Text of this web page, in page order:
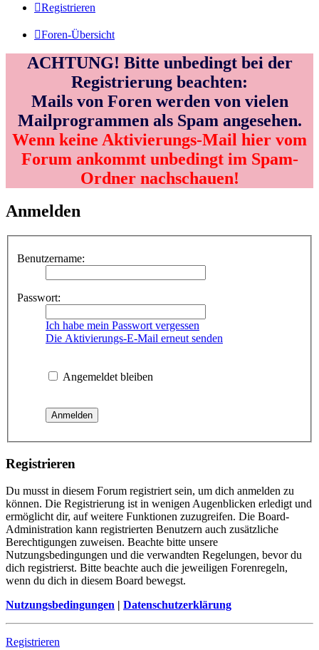
Registrieren
Foren-Übersicht
ACHTUNG! Bitte unbedingt bei der
Registrierung beachten:
Mails von Foren werden von vielen
Mailprogrammen als Spam angesehen.
Wenn keine Aktivierungs-Mail hier vom
Forum ankommt unbedingt im Spam-
Ordner nachschauen!
Anmelden
Benutzername:
Passwort:
Ich habe mein Passwort vergessen
Die Aktivierungs-E-Mail erneut senden
Angemeldet bleiben
Registrieren
Du musst in diesem Forum registriert sein, um dich anmelden zu
können. Die Registrierung ist in wenigen Augenblicken erledigt und
ermöglicht dir, auf weitere Funktionen zuzugreifen. Die Board-
Administration kann registrierten Benutzern auch zusätzliche
Berechtigungen zuweisen. Beachte bitte unsere
Nutzungsbedingungen und die verwandten Regelungen, bevor du
dich registrierst. Bitte beachte auch die jeweiligen Forenregeln,
wenn du dich in diesem Board bewegst.
Nutzungsbedingungen | Datenschutzerklärung
Registrieren